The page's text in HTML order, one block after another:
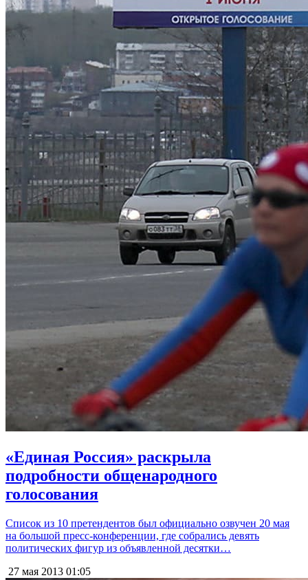
«Единая Россия» раскрыла
подробности общенародного
голосования
Список из 10 претендентов был официально озвучен 20 мая
на большой пресс-конференции, где собрались девять
политических фигур из объявленной десятки…
27 мая 2013 01:05